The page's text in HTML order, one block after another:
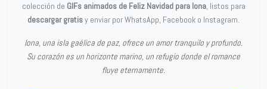
colección de GIFs animados de Feliz Navidad para Iona, listos para
descargar gratisy enviar por WhatsApp, Facebook o Instagram.
Iona, una isla gaélica de paz, ofrece un amor tranquilo y profundo.
Su corazón es un horizonte marino, un refugio donde el romance
fluye eternamente.